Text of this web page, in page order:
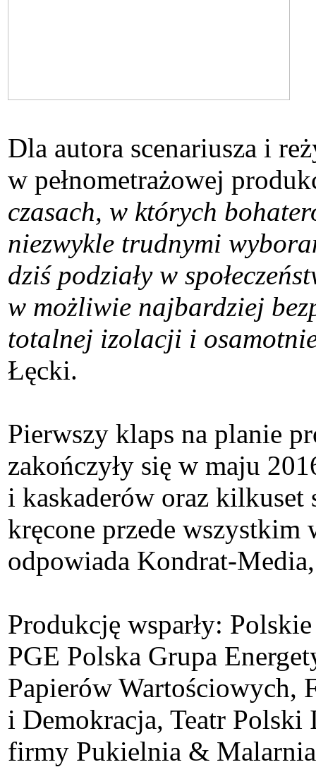
Dla autora scenariusza i
w pełnometrażowej
czasach, w których
niezwykle trudnymi
dziś podziały w
w możliwie najbardziej
totalnej izolacji i
Łęcki.
Pierwszy klaps na planie
zakończyły się w maju
i kaskaderów oraz
kręcone przede
odpowiada Kondrat-
Produkcję wsparły:
PGE Polska Grupa
Papierów Wartościowych,
i Demokracja, Teatr
firmy Pukielnia &